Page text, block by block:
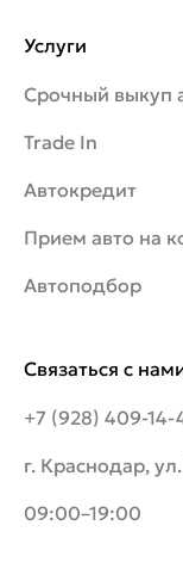
Связаться с
+7 (928) 409-14-
г. Краснодар,
09:00–19:00
Услуги
Срочный выкуп
Trade In
Автокредит
Прием авто на
Автоподбор